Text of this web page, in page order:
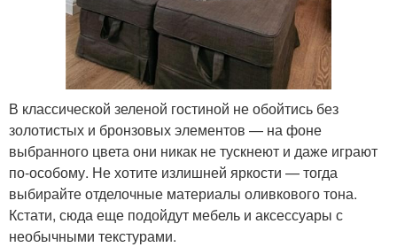
В классической зеленой гостиной не обойтись без
золотистых и бронзовых элементов — на фоне
выбранного цвета они никак не тускнеют и даже играют
по-особому. Не хотите излишней яркости — тогда
выбирайте отделочные материалы оливкового тона.
Кстати, сюда еще подойдут мебель и аксессуары с
необычными текстурами.